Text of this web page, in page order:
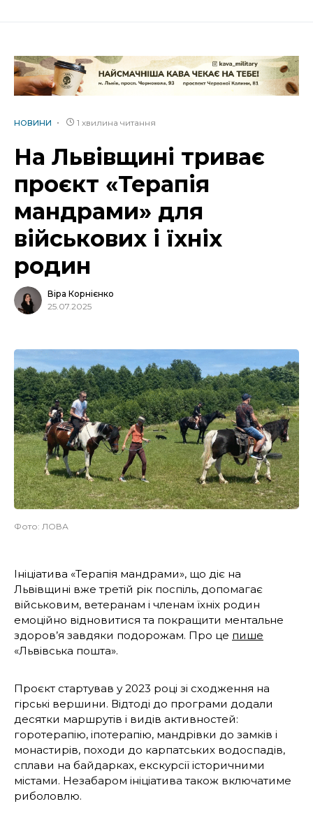
НОВИНИ 1 хвилина читання
На Львівщині триває
проєкт «Терапія
мандрами» для
військових і їхніх
родин
Віра Корнієнко
25.07.2025
Фото: ЛОВА
Ініціатива «Терапія мандрами», що діє на
Львівщині вже третій рік поспіль, допомагає
військовим, ветеранам і членам їхніх родин
емоційно відновитися та покращити ментальне
здоров’я завдяки подорожам. Про це пише
«Львівська пошта».
Проєкт стартував у 2023 році зі сходження на
гірські вершини. Відтоді до програми додали
десятки маршрутів і видів активностей:
горотерапію, іпотерапію, мандрівки до замків і
монастирів, походи до карпатських водоспадів,
сплави на байдарках, екскурсії історичними
містами. Незабаром ініціатива також включатиме
риболовлю.